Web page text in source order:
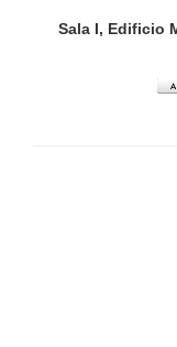
Sala I, Edificio